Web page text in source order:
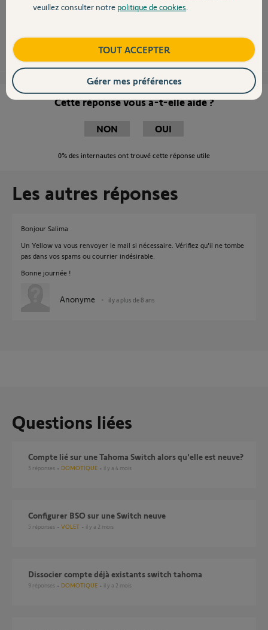
Contact
Bonne journée,
Thomas M. il y a plus de 8 ans
Cette réponse vous a-t-elle aidé ?
NON OUI
0% des internautes ont trouvé cette réponse utile
Les autres réponses
Bonjour Salima
Un Yellow va vous renvoyer le mail si nécessaire. Vérifiez qu'il ne tombe
pas dans vos spams ou courrier indésirable.
Bonne journée !
Anonyme il y a plus de 8 ans
Questions liées
Compte lié sur une Tahoma Switch alors qu'elle est neuve?
5 réponses DOMOTIQUE il y a 4 mois
Configurer BSO sur une Switch neuve
5 réponses VOLET il y a 2 mois
Dissocier compte déjà existants switch tahoma
9 réponses DOMOTIQUE il y a 2 mois
veuillez consulter notre politique de cookies
TOUT ACCEPTER
Gérer mes préférences